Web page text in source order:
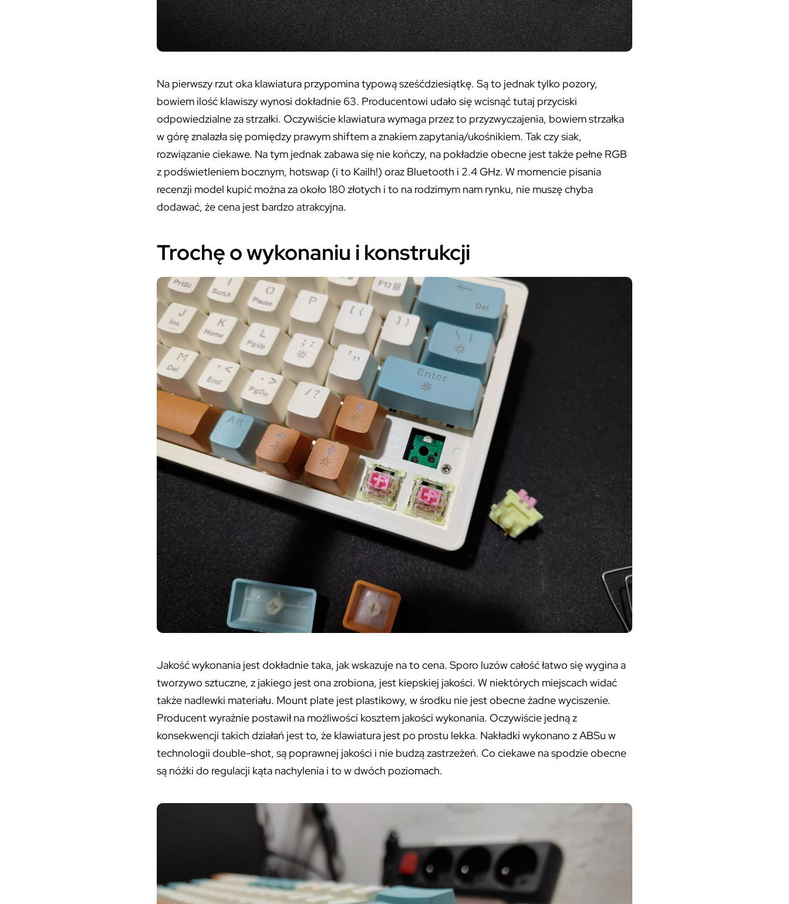
Na pierwszy rzut oka klawiatura przypomina typową sześćdziesiątkę. Są to jednak tylko pozory,
bowiem ilość klawiszy wynosi dokładnie 63. Producentowi udało się wcisnąć tutaj przyciski
odpowiedzialne za strzałki. Oczywiście klawiatura wymaga przez to przyzwyczajenia, bowiem strzałka
w górę znalazła się pomiędzy prawym shiftem a znakiem zapytania/ukośnikiem. Tak czy siak,
rozwiązanie ciekawe. Na tym jednak zabawa się nie kończy, na pokładzie obecne jest także pełne RGB
z podświetleniem bocznym, hotswap (i to Kailh!) oraz Bluetooth i 2.4 GHz. W momencie pisania
recenzji model kupić można za około 180 złotych i to na rodzimym nam rynku, nie muszę chyba
dodawać, że cena jest bardzo atrakcyjna.
Trochę o wykonaniu i konstrukcji
Jakość wykonania jest dokładnie taka, jak wskazuje na to cena. Sporo luzów całość łatwo się wygina a
tworzywo sztuczne, z jakiego jest ona zrobiona, jest kiepskiej jakości. W niektórych miejscach widać
także nadlewki materiału. Mount plate jest plastikowy, w środku nie jest obecne żadne wyciszenie.
Producent wyraźnie postawił na możliwości kosztem jakości wykonania. Oczywiście jedną z
konsekwencji takich działań jest to, że klawiatura jest po prostu lekka. Nakładki wykonano z ABSu w
technologii double-shot, są poprawnej jakości i nie budzą zastrzeżeń. Co ciekawe na spodzie obecne
są nóżki do regulacji kąta nachylenia i to w dwóch poziomach.